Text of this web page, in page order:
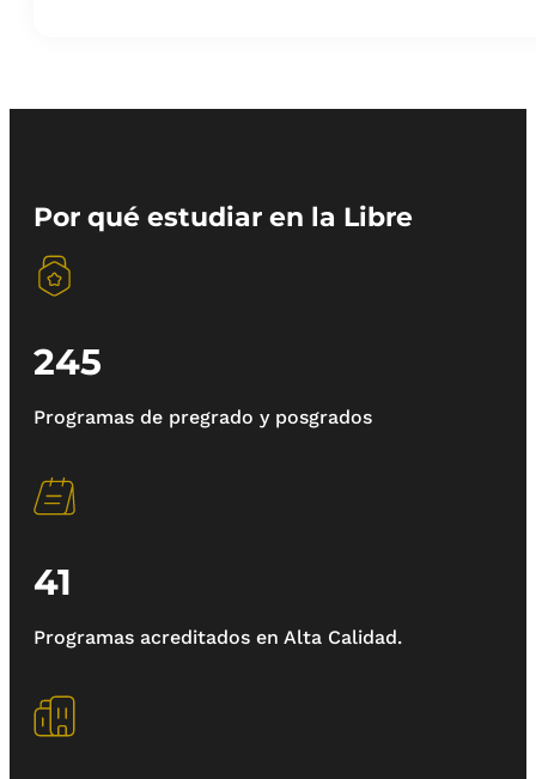
Por qué estudiar en la Libre
245
Programas de pregrado y posgrados
41
Programas acreditados en Alta Calidad.